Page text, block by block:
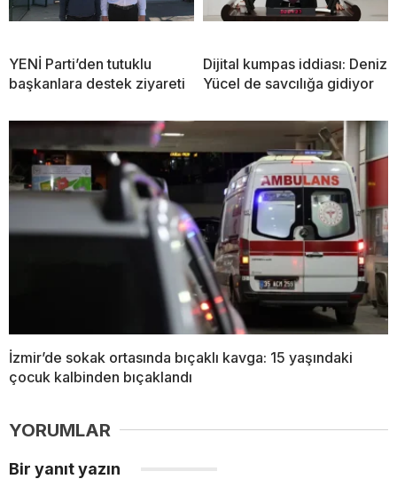
YENİ Parti’den tutuklu
başkanlara destek ziyareti
Dijital kumpas iddiası: Deniz
Yücel de savcılığa gidiyor
İzmir’de sokak ortasında bıçaklı kavga: 15 yaşındaki
çocuk kalbinden bıçaklandı
YORUMLAR
Bir yanıt yazın